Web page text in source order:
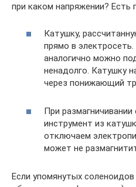
при каком напряжении? Есть
Катушку,
прямо в
аналогично можно
ненадолго. Катушку
через понижающий
При
инструмент из
отключаем
может не
Если упомянутых